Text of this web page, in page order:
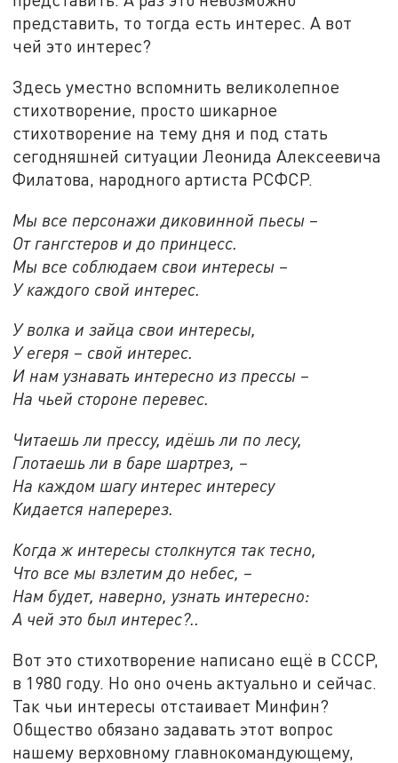
представить, то тогда есть интерес. А вот
чей это интерес?
Здесь уместно вспомнить великолепное
стихотворение, просто шикарное
стихотворение на тему дня и под стать
сегодняшней ситуации Леонида Алексеевича
Филатова, народного артиста РСФСР.
Мы все персонажи диковинной пьесы –
От гангстеров и до принцесс.
Мы все соблюдаем свои интересы –
У каждого свой интерес.
У волка и зайца свои интересы,
У егеря – свой интерес.
И нам узнавать интересно из прессы –
На чьей стороне перевес.
Читаешь ли прессу, идёшь ли по лесу,
Глотаешь ли в баре шартрез, –
На каждом шагу интерес интересу
Кидается наперерез.
Когда ж интересы столкнутся так тесно,
Что все мы взлетим до небес, –
Нам будет, наверно, узнать интересно:
А чей это был интерес?..
Вот это стихотворение написано ещё в СССР,
в 1980 году. Но оно очень актуально и сейчас.
Так чьи интересы отстаивает Минфин?
Общество обязано задавать этот вопрос
нашему верховному главнокомандующему,